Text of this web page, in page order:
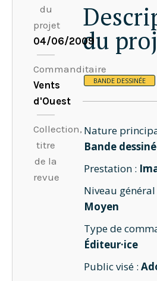
du
projet
04/06/2009
Commanditaire
Vents
d'Ouest
Collection,
titre
de la
revue
du
BANDE DESSINÉE
Nature
Bande
Prestation :
Niveau
Moyen
Type de
Éditeur·ice
Public visé :